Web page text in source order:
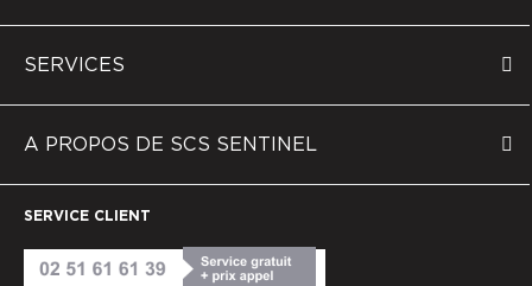
SERVICES
A PROPOS DE SCS SENTINEL
SERVICE CLIENT